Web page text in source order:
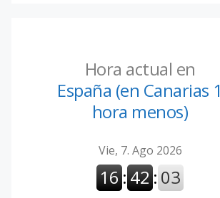
Hora actual en
España (en Canarias 1
hora menos)